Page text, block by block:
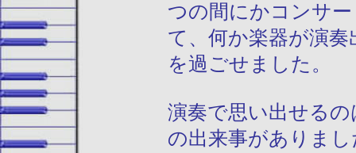
つの間にかコンサ
て、何か楽器が演
を過ごせました。
演奏で思い出せる
の出来事がありま